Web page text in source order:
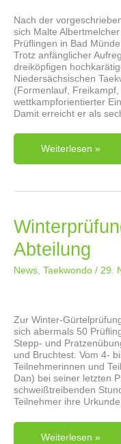
Nach der
sich Malte
Prüflingen in Bad
Trotz anfänglicher
dreiköpfigen
Niedersächsischen
(Formenlauf,
wettkampforientierter
Damit erreicht er als
Dan-
In
Weiterlesen »
Abteilung
News, Taekwondo / 29.
Zur Winter-
sich abermals 50
Stepp- und
und Bruchtest. Vom 4-
Teilnehmerinnen und
Dan) bei seiner letzten
schweißtreibenden
Teilnehmer ihre
Winterprüfung
Weiterlesen »